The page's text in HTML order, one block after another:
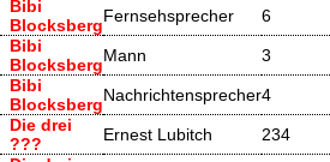
Bibi
BlocksbergFernsehsprecher 6
Bibi
BlocksbergMann 3
Bibi
BlocksbergNachrichtensprecher4
Die drei
???
Ernest Lubitch 234